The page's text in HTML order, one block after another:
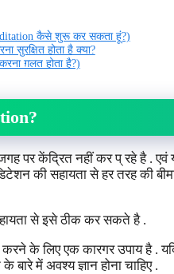
कैसे शुरू कर सकता हूं?)
सुरक्षित होता है क्या?
ग़लत होता है?)
पर केंद्रित नहीं कर प् रहे है . एवं
की सहायता से हर तरह की
से इसे ठीक कर सकते है .
के लिए एक कारगर उपाय है .
में अवश्य ज्ञान होना चाहिए .